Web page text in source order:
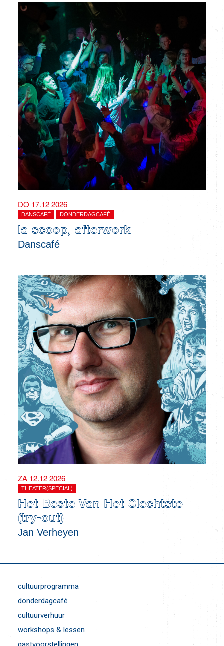
DO 17.12 2026
DANSCAFÉ DONDERDAGCAFÉ
la scoop, afterwork
Danscafé
ZA 12.12 2026
THEATER(SPECIAL)
Het Beste Van Het Slechtste
(try-out)
Jan Verheyen
cultuurprogramma
donderdagcafé
cultuurverhuur
workshops & lessen